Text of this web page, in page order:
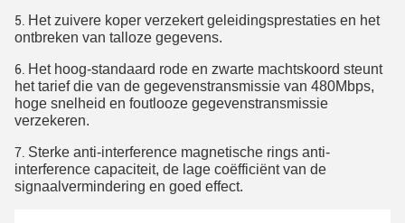
5.
Het zuivere koper verzekert geleidingsprestaties en het
ontbreken van talloze gegevens.
6. Het hoog-standaard rode en zwarte machtskoord steunt
het tarief die van de gegevenstransmissie van 480Mbps,
hoge snelheid en foutlooze gegevenstransmissie
verzekeren.
7. Sterke anti-interference magnetische rings anti-
interference capaciteit, de lage coëfficiënt van de
signaalvermindering en goed effect.